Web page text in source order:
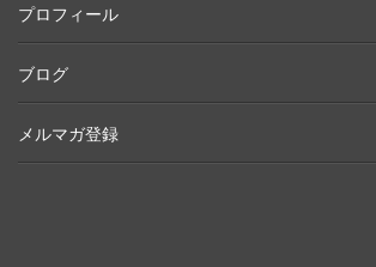
プロフィール
ブログ
メルマガ登録